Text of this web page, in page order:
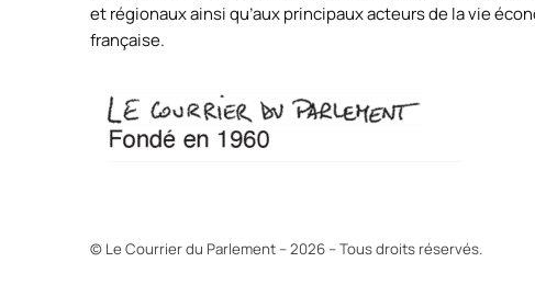
et régionaux ainsi qu’aux principaux acteurs de la vie
française.
© Le Courrier du Parlement – 2026 – Tous droits réservés.